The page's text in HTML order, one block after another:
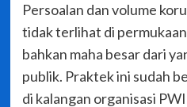
Persoalan dan volume
tidak terlihat di
bahkan maha besar dari
publik. Praktek ini sudah
di kalangan organisasi